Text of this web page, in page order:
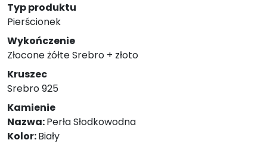
Typ produktu
Pierścionek
Wykończenie
Złocone żółte Srebro + złoto
Kruszec
Srebro 925
Kamienie
Nazwa:Perła Słodkowodna
Kolor:Biały